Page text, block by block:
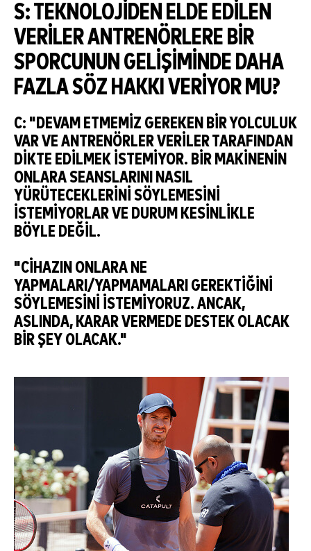
S: TEKNOLOJIDEN ELDE EDILEN
VERILER ANTRENÖRLERE BIR
SPORCUNUN GELIŞIMINDE DAHA
FAZLA SÖZ HAKKI VERIYOR MU?
C: "DEVAM ETMEMIZ GEREKEN BIR YOLCULUK
VAR VE ANTRENÖRLER VERILER TARAFINDAN
DIKTE EDILMEK ISTEMIYOR. BIR MAKINENIN
ONLARA SEANSLARINI NASIL
YÜRÜTECEKLERINI SÖYLEMESINI
ISTEMIYORLAR VE DURUM KESINLIKLE
BÖYLE DEĞIL.
"CIHAZIN ONLARA NE
YAPMALARI/YAPMAMALARI GEREKTIĞINI
SÖYLEMESINI ISTEMIYORUZ. ANCAK,
ASLINDA, KARAR VERMEDE DESTEK OLACAK
BIR ŞEY OLACAK."